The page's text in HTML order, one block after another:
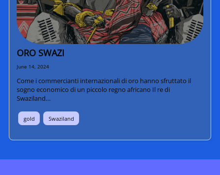
ORO SWAZI
June 14, 2024
Come i commercianti internazionali di oro hanno sfruttato il
sogno economico di un piccolo regno africano Il re di
Swaziland…
gold Swaziland